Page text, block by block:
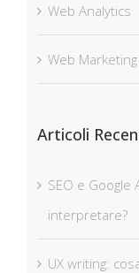
Web Analytics
Web Marketing
Articoli
SEO e Google
interpretare?
UX writing: